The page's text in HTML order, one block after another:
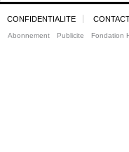
CONFIDENTIALITE
Abonnement Publicite Fondation